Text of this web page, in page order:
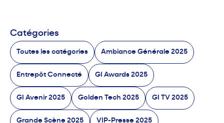
Catégories
Toutes les catégories Ambiance Générale 2025
Entrepôt Connecté GI Awards 2025
GI Avenir 2025 Golden Tech 2025 GI TV 2025
Grande Scène 2025 VIP-Presse 2025